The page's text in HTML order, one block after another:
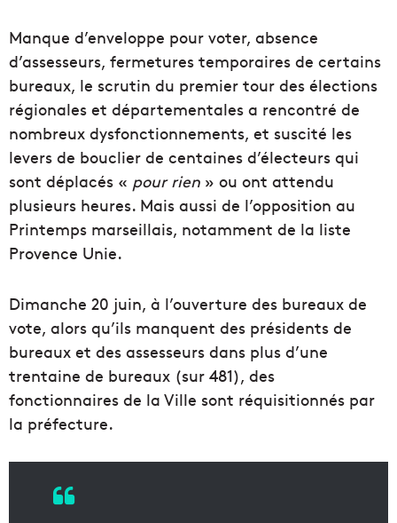
Manque d’enveloppe pour voter, absence
d’assesseurs, fermetures temporaires de certains
bureaux, le scrutin du premier tour des élections
régionales et départementales a rencontré de
nombreux dysfonctionnements, et suscité les
levers de bouclier de centaines d’électeurs qui
sont déplacés « pour rien » ou ont attendu
plusieurs heures. Mais aussi de l’opposition au
Printemps marseillais, notamment de la liste
Provence Unie.
Dimanche 20 juin, à l’ouverture des bureaux de
vote, alors qu’ils manquent des présidents de
bureaux et des assesseurs dans plus d’une
trentaine de bureaux (sur 481), des
fonctionnaires de la Ville sont réquisitionnés par
la préfecture.